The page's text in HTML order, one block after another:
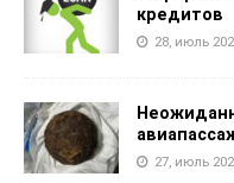
кредитов
28, июль
27, июль